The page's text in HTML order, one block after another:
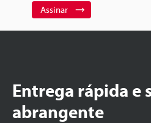
Assinar
Entrega rápida e
abrangente